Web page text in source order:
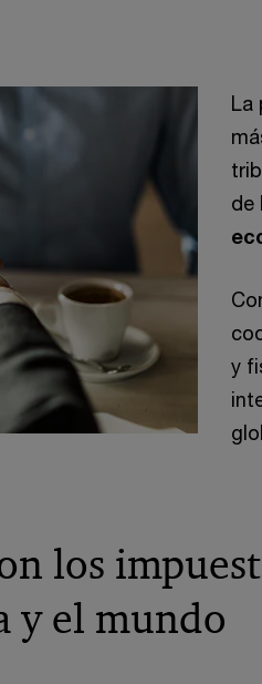
La
de
y
los
y el mundo